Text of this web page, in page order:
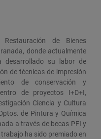
de Bienes
donde actualmente
desarrollado su labor de
de técnicas de impresión
de conservación y
de proyectos I+D+I,
Ciencia y Cultura
de Pintura y Química
a través de becas PFI y
ha sido premiado en